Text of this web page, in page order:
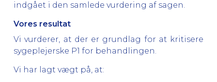
indgået i den samlede vurdering af sagen.
Vores resultat
Vi vurderer, at der er grundlag for at kritisere
sygeplejerske P1 for behandlingen.
Vi har lagt vægt på, at: